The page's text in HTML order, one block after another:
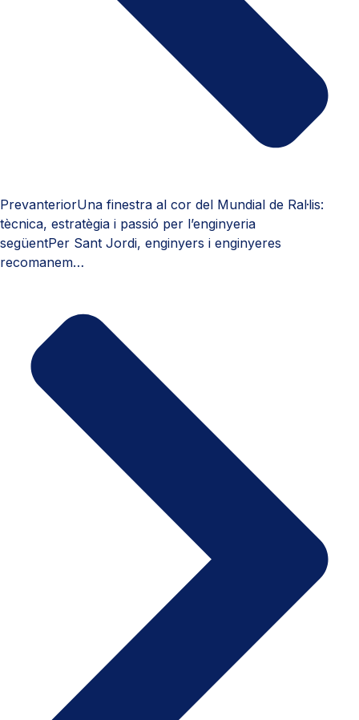
PrevanteriorUna finestra al cor del Mundial de Ral·lis:
tècnica, estratègia i passió per l’enginyeria
següentPer Sant Jordi, enginyers i enginyeres
recomanem…